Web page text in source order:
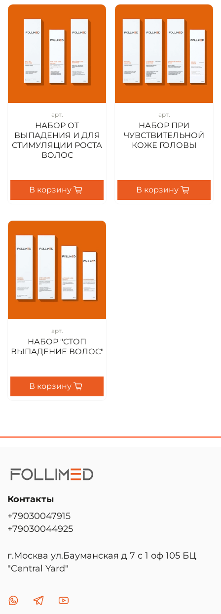
арт.
НАБОР ОТ
ВЫПАДЕНИЯ И ДЛЯ
СТИМУЛЯЦИИ РОСТА
ВОЛОС
В корзину
арт.
НАБОР ПРИ
ЧУВСТВИТЕЛЬНОЙ
КОЖЕ ГОЛОВЫ
В корзину
арт.
НАБОР "СТОП
ВЫПАДЕНИЕ ВОЛОС"
В корзину
Контакты
+79030047915
+79030044925
г.Москва ул.Бауманская д 7 с 1 оф 105 БЦ
"Central Yard"